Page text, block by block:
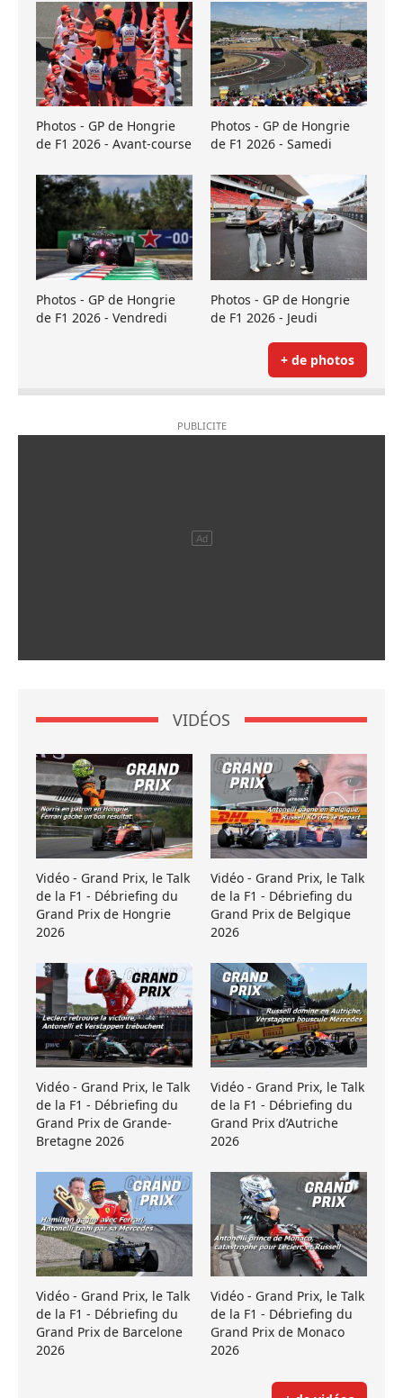
Photos - GP de Hongrie
de F1 2026 - Avant-course
Photos - GP de Hongrie
de F1 2026 - Samedi
Photos - GP de Hongrie
de F1 2026 - Vendredi
Photos - GP de Hongrie
de F1 2026 - Jeudi
+ de photos
VIDÉOS
Vidéo - Grand Prix, le Talk
de la F1 - Débriefing du
Grand Prix de Hongrie
2026
Vidéo - Grand Prix, le Talk
de la F1 - Débriefing du
Grand Prix de Belgique
2026
Vidéo - Grand Prix, le Talk
de la F1 - Débriefing du
Grand Prix de Grande-
Bretagne 2026
Vidéo - Grand Prix, le Talk
de la F1 - Débriefing du
Grand Prix d’Autriche
2026
Vidéo - Grand Prix, le Talk
de la F1 - Débriefing du
Grand Prix de Barcelone
2026
Vidéo - Grand Prix, le Talk
de la F1 - Débriefing du
Grand Prix de Monaco
2026